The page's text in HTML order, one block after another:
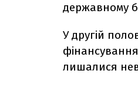
державному
У другій
лишалися